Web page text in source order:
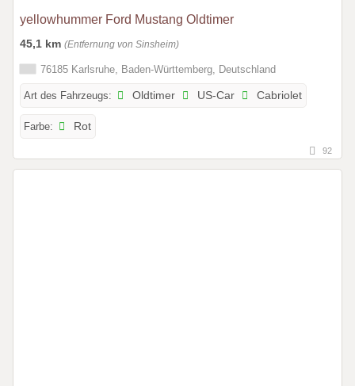
yellowhummer Ford Mustang Oldtimer
45,1 km (Entfernung von Sinsheim)
76185 Karlsruhe, Baden-Württemberg, Deutschland
Art des Fahrzeugs: Oldtimer US-Car Cabriolet
Farbe: Rot
92